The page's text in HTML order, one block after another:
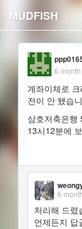
MUDFISH
6
계좌이체로
전이 안 됐습
삼호저축은행
13시12분에
6
처리해 드렸
언제든지 답